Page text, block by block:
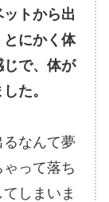
トから出
とにかく体
で、体が
た。
なんて夢
って落ち
しまいま